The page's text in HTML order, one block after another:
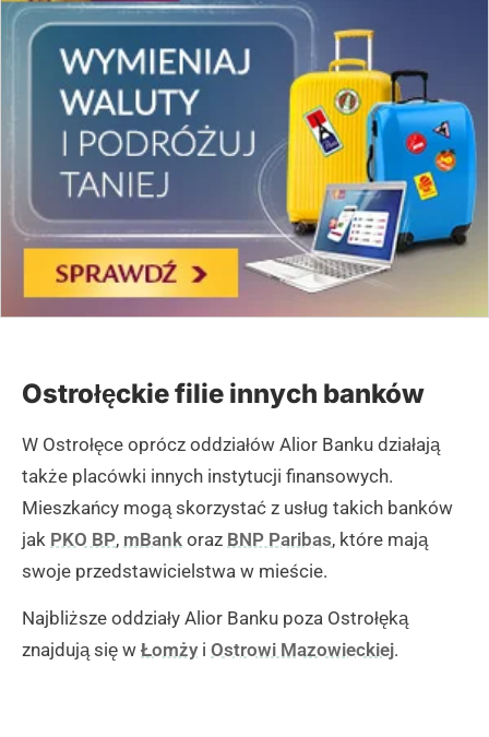
Ostrołęckie filie innych banków
W Ostrołęce oprócz oddziałów Alior Banku działają
także placówki innych instytucji finansowych.
Mieszkańcy mogą skorzystać z usług takich banków
jak PKO BP, mBank oraz BNP Paribas, które mają
swoje przedstawicielstwa w mieście.
Najbliższe oddziały Alior Banku poza Ostrołęką
znajdują się w Łomżyi Ostrowi Mazowieckiej.